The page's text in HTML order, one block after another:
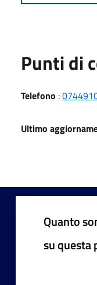
Punti di
Telefono :
Ultimo
Quanto
su questa